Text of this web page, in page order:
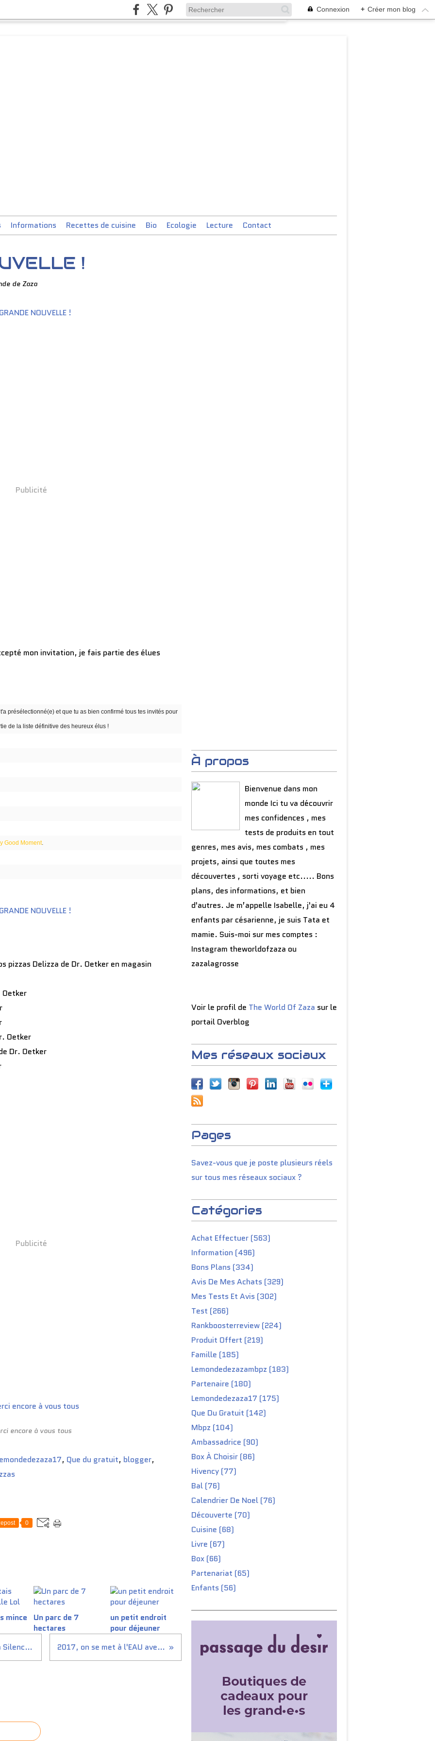
Connexion + Créer mon blog
Informations Recettes de cuisine Bio Ecologie Lecture Contact
!
de Zaza
Publicité
mon invitation, je fais partie des élues
présélectionné(e) et que tu as bien confirmé tous tes invités pour
de la liste définitive des heureux élus !
Good Moment.
pizzas Delizza de Dr. Oetker en magasin
Oetker
Oetker
Dr. Oetker
Publicité
encore à vous tous
, Que du gratuit, blogger,
0
mince
Un parc de 7
hectares
un petit endroit
pour déjeuner
Test de l'aspirateur Rowenta Silence Force 4
2017, on se met à l'EAU avec BRITA
À propos
Bienvenue dans mon
monde Ici tu va découvrir
mes confidences , mes
tests de produits en tout
genres, mes avis, mes combats , mes
projets, ainsi que toutes mes
découvertes , sorti voyage etc..... Bons
plans, des informations, et bien
d'autres. Je m’appelle Isabelle, j'ai eu 4
enfants par césarienne, je suis Tata et
mamie. Suis-moi sur mes comptes :
Instagram theworldofzaza ou
zazalagrosse
Voir le profil de The World Of Zaza sur le
portail Overblog
Mes réseaux sociaux
Pages
Savez-vous que je poste plusieurs réels
sur tous mes réseaux sociaux ?
Catégories
Achat Effectuer (563)
Information (496)
Bons Plans (334)
Avis De Mes Achats (329)
Mes Tests Et Avis (302)
Test (266)
Rankboosterreview (224)
Produit Offert (219)
Famille (185)
Lemondedezazambpz (183)
Partenaire (180)
Lemondedezaza17 (175)
Que Du Gratuit (142)
Mbpz (104)
Ambassadrice (90)
Box À Choisir (86)
Hivency (77)
Bal (76)
Calendrier De Noel (76)
Découverte (70)
Cuisine (68)
Livre (67)
Box (66)
Partenariat (65)
Enfants (56)